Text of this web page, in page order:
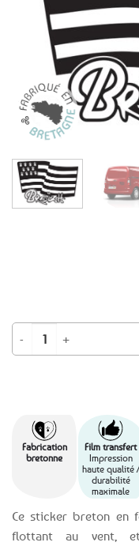
Ce sticker breton en
flottant au vent,
Fabrication
bretonne
Film transfert
Impression
haute qualité /
durabilité
maximale
quantité de Autocollant